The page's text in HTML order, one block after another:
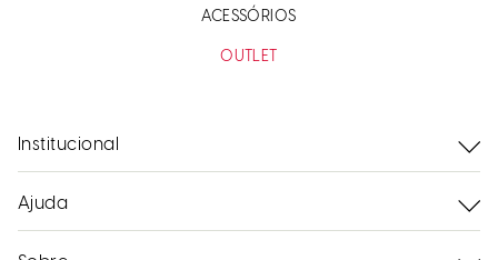
ACESSÓRIOS
OUTLET
Institucional
Ajuda